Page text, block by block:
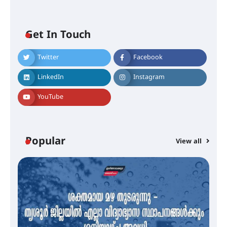
Get In Touch
Twitter Facebook
LinkedIn Instagram
YouTube
Popular View all
എം.ജി. യൂണിവേഴ്‌സിറ്റിയിൽ നിന്ന്
ഇംഗ്ളീഷ് സാഹിത്യത്തിൽ
ഡോക്ടറേറ്റ് നേടിയ എൻ. ആര്യ
വെള്ളിയാഴ്ച സ്‌ക്രീൻ ചെയ്യുന്നു
സെന്റ് ജോസഫ്സ് കോളജ്
കോമേഴ്‌സ് അസോസിയേഷന്
തുടക്കമായി